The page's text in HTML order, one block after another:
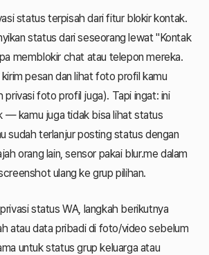
status terpisah dari fitur blokir kontak.
status dari seseorang lewat "Kontak
memblokir chat atau telepon mereka.
pesan dan lihat foto profil kamu
privasi foto profil juga). Tapi ingat: ini
— kamu juga tidak bisa lihat status
sudah terlanjur posting status dengan
orang lain, sensor pakai blur.me dalam
ulang ke grup pilihan.
status WA, langkah berikutnya
atau data pribadi di foto/video sebelum
untuk status grup keluarga atau